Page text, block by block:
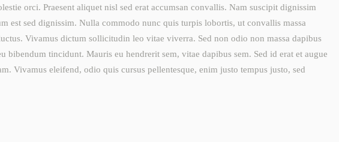
orci. Praesent aliquet nisl sed erat accumsan convallis. Nam suscipit dignissim
est sed dignissim. Nulla commodo nunc quis turpis lobortis, ut convallis massa
Vivamus dictum sollicitudin leo vitae viverra. Sed non odio non massa dapibus
bibendum tincidunt. Mauris eu hendrerit sem, vitae dapibus sem. Sed id erat et augue
Vivamus eleifend, odio quis cursus pellentesque, enim justo tempus justo, sed